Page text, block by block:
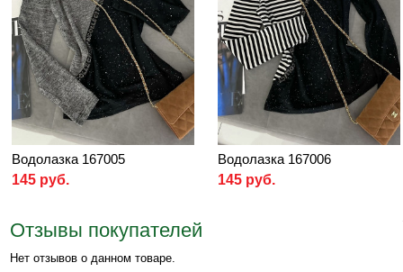
Водолазка 167005
145 руб.
Водолазка 167006
145 руб.
Отзывы покупателей
Нет отзывов о данном товаре.